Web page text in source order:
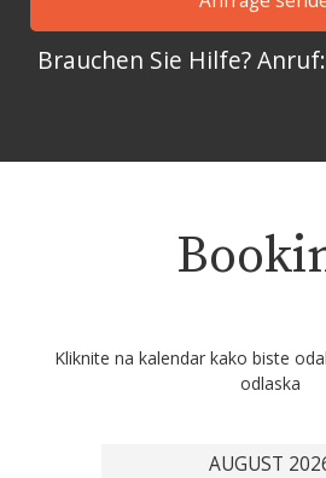
Brauchen Sie Hilfe? Anruf:
Kliknite na kalendar kako biste
odlaska
AUGUST